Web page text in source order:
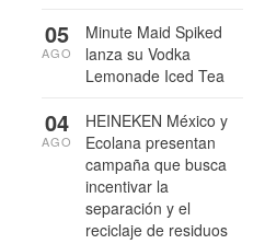
Minute Maid Spiked
lanza su Vodka
Lemonade Iced Tea
05
AGO
HEINEKEN México y
Ecolana presentan
campaña que busca
incentivar la
separación y el
reciclaje de residuos
04
AGO